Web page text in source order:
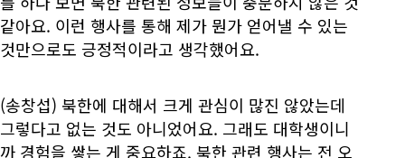
같아요. 이런 행사를 통해 제가 뭔가 얻어낼 수 있는
것만으로도 긍정적이라고 생각했어요.
(송창섭) 북한에 대해서 크게 관심이 많진 않았는데
그렇다고 없는 것도 아니었어요. 그래도 대학생이니
까 경험을 쌓는 게 중요하죠. 북한 관련 행사는 전 오